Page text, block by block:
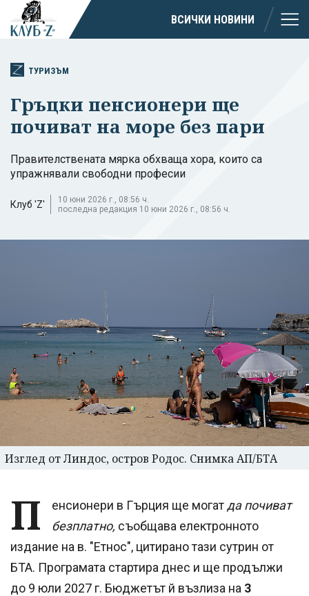
ВСИЧКИ НОВИНИ
ТУРИЗЪМ
Гръцки пенсионери ще
почиват на море без пари
Правителствената мярка обхваща хора, които са
упражнявали свободни професии
Клуб 'Z'
10 юни 2026 г., 08:56 ч.
последна редакция 10 юни 2026 г., 08:56 ч.
Изглед от Линдос, остров Родос. Снимка АП/БТА
П енсионери в Гърция ще могат да почиват
безплатно, съобщава електронното
издание на в. "Етнос", цитирано тази сутрин от
БТА. Програмата стартира днес и ще продължи
до 9 юли 2027 г. Бюджетът й възлиза на 3